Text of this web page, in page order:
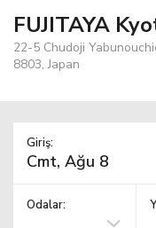
FUJITAYA
22-5 Chudoji
8803, Japan
Giriş:
Odalar: